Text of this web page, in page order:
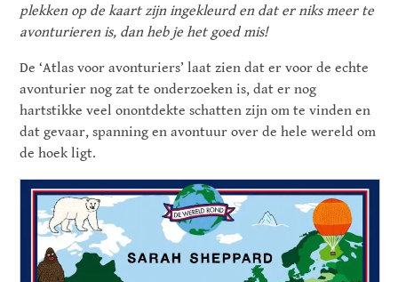
plekken op de kaart zijn ingekleurd en dat er niks meer te
avonturieren is, dan heb je het goed mis!
De ‘Atlas voor avonturiers’ laat zien dat er voor de echte
avonturier nog zat te onderzoeken is, dat er nog
hartstikke veel onontdekte schatten zijn om te vinden en
dat gevaar, spanning en avontuur over de hele wereld om
de hoek ligt.